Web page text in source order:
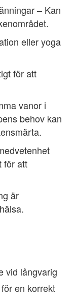
– Kan
eller yoga
för att
vanor i
behov kan
för att
är
vid långvarig
en korrekt